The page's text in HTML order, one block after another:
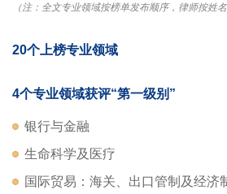
（注：全文专业领域按榜单发布顺序，律师按姓
20个上榜专业领域
4个专业领域获评“第一级别”
银行与金融
生命科学及医疗
国际贸易：海关、出口管制及经济